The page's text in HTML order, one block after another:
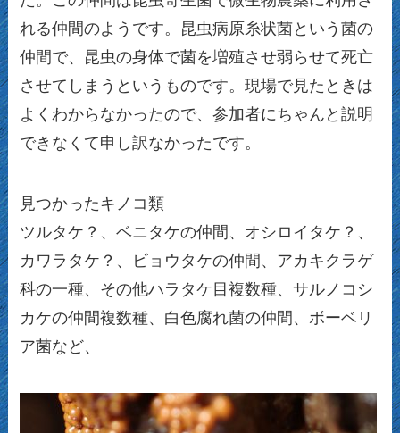
れる仲間のようです。昆虫病原糸状菌という菌の
仲間で、昆虫の身体で菌を増殖させ弱らせて死亡
させてしまうというものです。現場で見たときは
よくわからなかったので、参加者にちゃんと説明
できなくて申し訳なかったです。
見つかったキノコ類
ツルタケ？、ベニタケの仲間、オシロイタケ？、
カワラタケ？、ビョウタケの仲間、アカキクラゲ
科の一種、その他ハラタケ目複数種、サルノコシ
カケの仲間複数種、白色腐れ菌の仲間、ボーベリ
ア菌など、